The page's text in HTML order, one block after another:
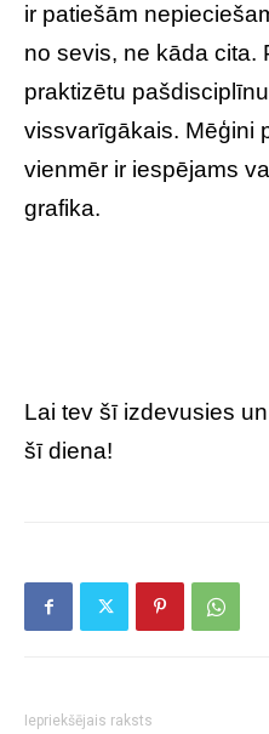
ir patiešām
no sevis, ne kāda cita.
praktizētu
vissvarīgākais. Mēģini
vienmēr ir iespējams
grafika.
Lai tev šī izdevusies
šī diena!
Iepriekšējais raksts